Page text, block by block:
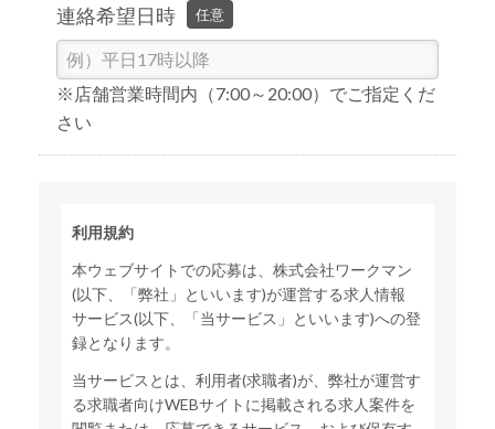
連絡希望日時 任意
※店舗営業時間内（7:00～20:00）でご指定くだ
さい
利用規約
本ウェブサイトでの応募は、株式会社ワークマン
(以下、「弊社」といいます)が運営する求人情報
サービス(以下、「当サービス」といいます)への登
録となります。
当サービスとは、利用者(求職者)が、弊社が運営す
る求職者向けWEBサイトに掲載される求人案件を